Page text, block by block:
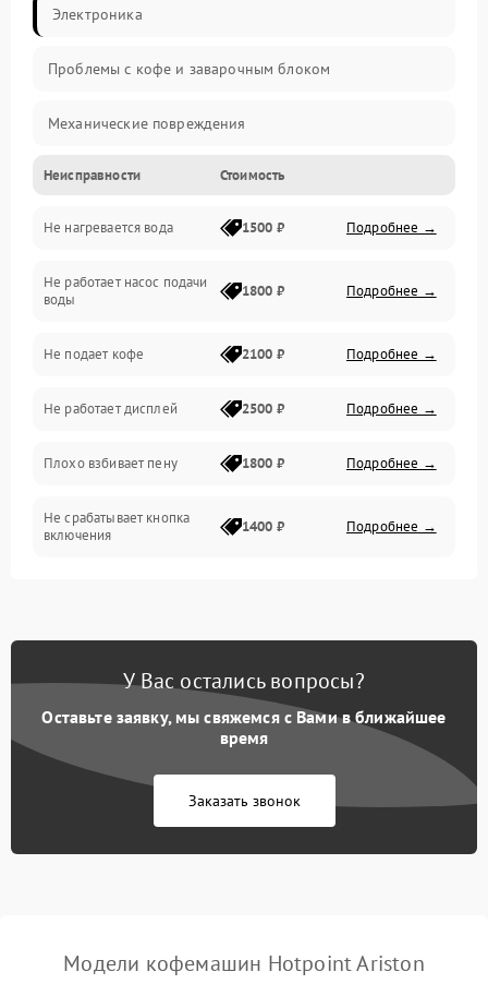
Электроника
Проблемы с кофе и заварочным блоком
Механические повреждения
Прочие неисправности
Включение и работа
Проблемы с водой
Проблемы с капучинатором и паром
Управление и электроника
Программное обеспечение
Неисправности Стоимость
Не нагревается вода 1500 ₽ Подробнее →
Не работает насос подачи
воды
1800 ₽ Подробнее →
Не подает кофе 2100 ₽ Подробнее →
Не работает дисплей 2500 ₽ Подробнее →
Плохо взбивает пену 1800 ₽ Подробнее →
Не срабатывает кнопка
включения
1400 ₽ Подробнее →
Постоянные сбои в работе 1500 ₽ Подробнее →
У Вас остались вопросы?
Оставьте заявку, мы свяжемся с Вами в ближайшее
время
Заказать звонок
Модели кофемашин Hotpoint Ariston